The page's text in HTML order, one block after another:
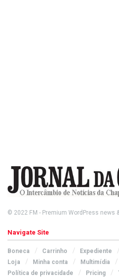
© 2022 FM - Premium WordPress news
Navigate Site
Boneca Carrinho Expediente
Loja
Minha conta Multimídia
Política de privacidade
Pricing